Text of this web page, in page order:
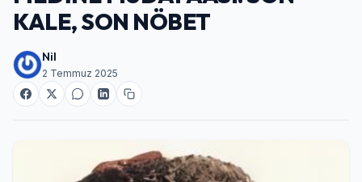
KALE, SON NÖBET
Nil
2 Temmuz 2025